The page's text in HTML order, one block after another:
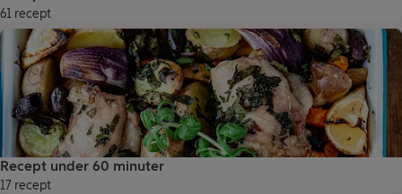
61 recept
Recept under 60 minuter
17 recept